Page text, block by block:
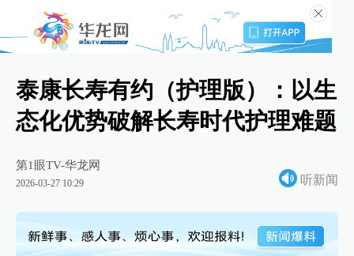
泰康长寿有约（护理版）：以生
态化优势破解长寿时代护理难题
第1眼TV-华龙网
2026-03-27 10:29 听新闻